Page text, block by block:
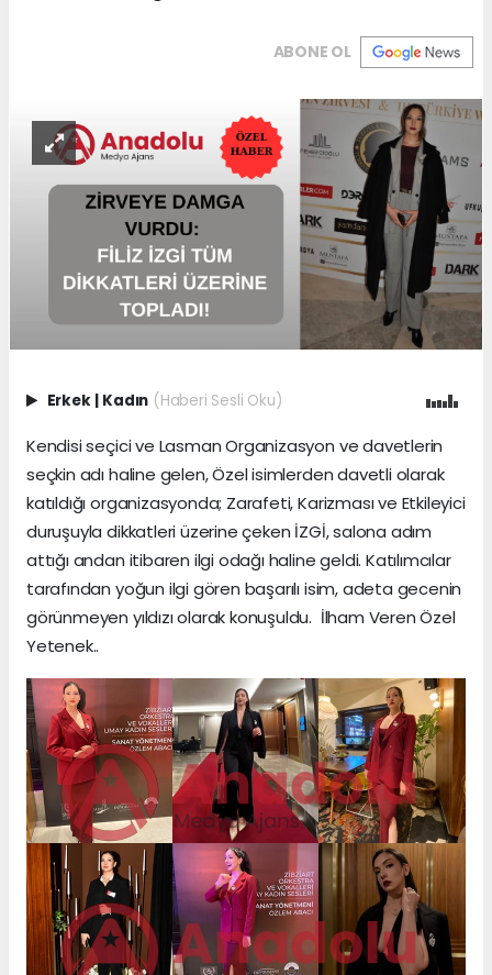
ABONE OL
Erkek | Kadın (Haberi Sesli Oku)
Kendisi seçici ve Lasman Organizasyon ve davetlerin
seçkin adı haline gelen, Özel isimlerden davetli olarak
katıldığı organizasyonda; Zarafeti, Karizması ve Etkileyici
duruşuyla dikkatleri üzerine çeken İZGİ, salona adım
attığı andan itibaren ilgi odağı haline geldi. Katılımcılar
tarafından yoğun ilgi gören başarılı isim, adeta gecenin
görünmeyen yıldızı olarak konuşuldu. İlham Veren Özel
Yetenek..